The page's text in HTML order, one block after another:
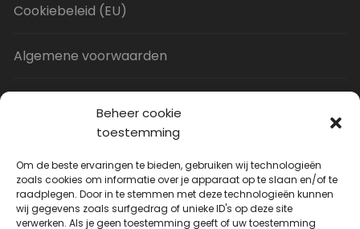
Beheer cookie
toestemming
Om de beste ervaringen te bieden, gebruiken wij technologieën
zoals cookies om informatie over je apparaat op te slaan en/of te
raadplegen. Door in te stemmen met deze technologieën kunnen
wij gegevens zoals surfgedrag of unieke ID's op deze site
verwerken. Als je geen toestemming geeft of uw toestemming
Cookiebeleid (EU)
Algemene voorwaarden
Uitverkoop